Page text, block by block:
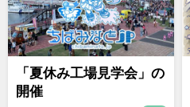
「夏休み工場見学会」の
開催